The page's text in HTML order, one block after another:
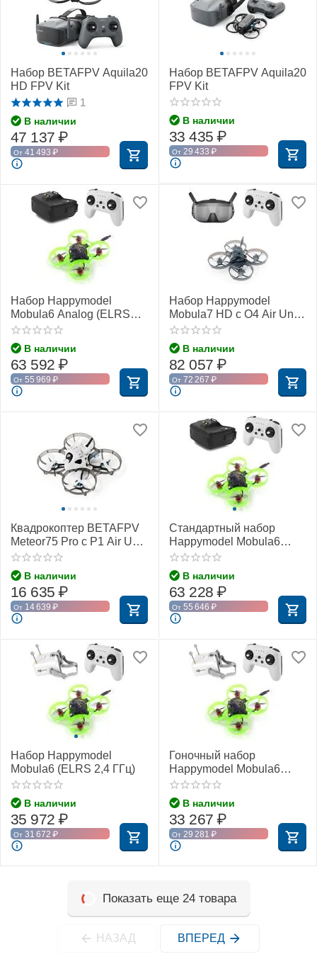
Набор BETAFPV Aquila20
HD FPV Kit
1
В наличии
47 137 ₽
От 41 493 ₽
Набор BETAFPV Aquila20
FPV Kit
В наличии
33 435 ₽
От 29 433 ₽
Набор Happymodel
Mobula6 Analog (ELRS
2,4 ГГц)
В наличии
63 592 ₽
От 55 969 ₽
Набор Happymodel
Mobula7 HD с O4 Air Unit
(ELRS 2,4 ГГц)
В наличии
82 057 ₽
От 72 267 ₽
Квадрокоптер BETAFPV
Meteor75 Pro с P1 Air Unit
(ELRS 2,4 ГГц)
В наличии
16 635 ₽
От 14 639 ₽
Стандартный набор
Happymodel Mobula6
(ELRS 2,4 ГГц)
В наличии
63 228 ₽
От 55 646 ₽
Набор Happymodel
Mobula6 (ELRS 2,4 ГГц)
В наличии
35 972 ₽
От 31 672 ₽
Гоночный набор
Happymodel Mobula6
(ELRS 2,4 ГГц)
В наличии
33 267 ₽
От 29 281 ₽
Показать еще 24 товара
НАЗАД ВПЕРЕД